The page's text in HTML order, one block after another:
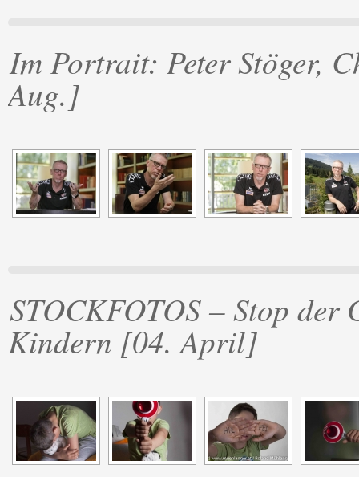
Im Portrait: Peter Stöger,
Aug.]
STOCKFOTOS – Stop
Kindern [04. April]